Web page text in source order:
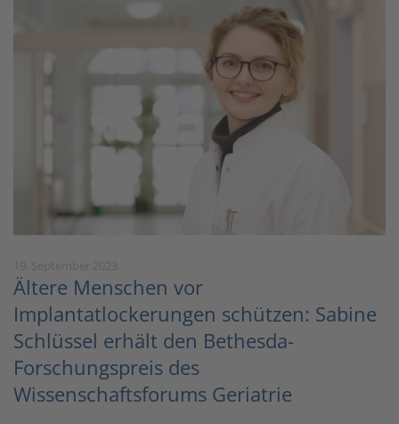
Ältere Menschen vor
Implantatlockerungen schützen: Sabine
Schlüssel erhält den Bethesda-
Forschungspreis des
Wissenschaftsforums Geriatrie